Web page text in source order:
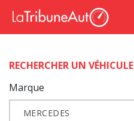
RECHERCHER UN VÉHICULE
Marque
MERCEDES